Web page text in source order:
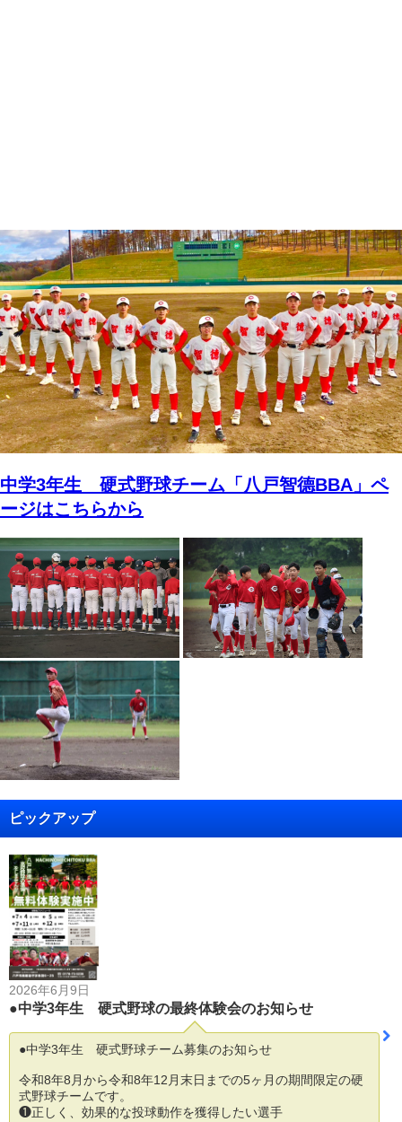
中学3年生 硬式野球チーム「八戸智德BBA」ペ
ージはこちらから
ピックアップ
2026年6月9日
●中学3年生 硬式野球の最終体験会のお知らせ
●中学3年生 硬式野球チーム募集のお知らせ
令和8年8月から令和8年12月末日までの5ヶ月の期間限定の硬
式野球チームです。
❶正しく、効果的な投球動作を獲得したい選手